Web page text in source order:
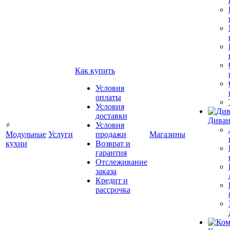
Модульные
кухни
Услуги
Как купить
Условия
оплаты
Условия
доставки
Условия
продажи
Возврат и
гарантия
Отслеживание
заказа
Кредит и
рассрочка
Магазины